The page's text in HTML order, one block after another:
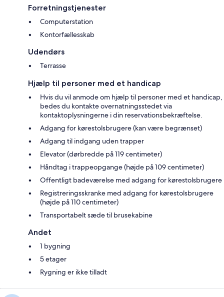
Forretningstjenester
Computerstation
Kontorfællesskab
Udendørs
Terrasse
Hjælp til personer med et handicap
Hvis du vil anmode om hjælp til personer med et handicap,
bedes du kontakte overnatningsstedet via
kontaktoplysningerne i din reservationsbekræftelse.
Adgang for kørestolsbrugere (kan være begrænset)
Adgang til indgang uden trapper
Elevator (dørbredde på 119 centimeter)
Håndtag i trappeopgange (højde på 109 centimeter)
Offentligt badeværelse med adgang for kørestolsbrugere
Registreringsskranke med adgang for kørestolsbrugere
(højde på 110 centimeter)
Transportabelt sæde til brusekabine
Andet
1 bygning
5 etager
Rygning er ikke tilladt